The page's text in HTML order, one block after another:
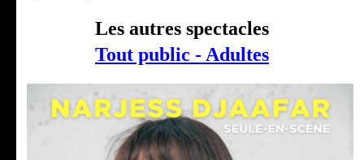
Les autres spectacles
Tout public - Adultes